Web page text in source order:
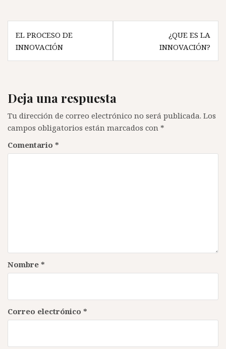
Navegación
de
entradas
EL PROCESO DE
INNOVACIÓN
¿QUE ES LA
INNOVACIÓN?
Deja una respuesta
Tu dirección de correo electrónico no será publicada. Los
campos obligatorios están marcados con *
Comentario *
Nombre *
Correo electrónico *